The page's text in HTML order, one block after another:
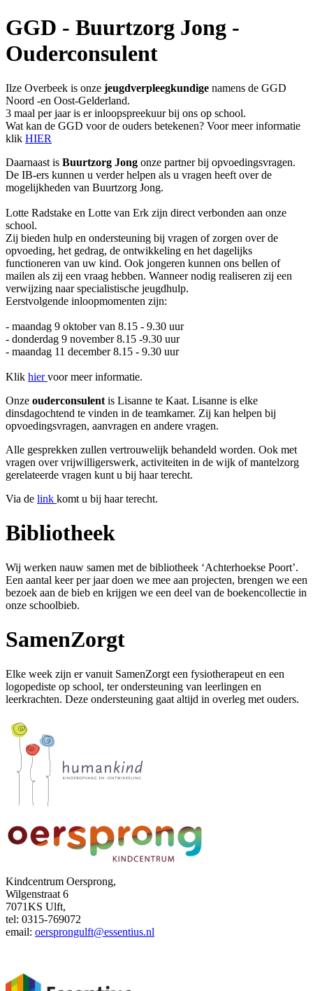
GGD - Buurtzorg Jong -
Ouderconsulent
Ilze Overbeek is onze jeugdverpleegkundige namens de GGD
Noord -en Oost-Gelderland.
3 maal per jaar is er inloopspreekuur bij ons op school.
Wat kan de GGD voor de ouders betekenen? Voor meer informatie
klik HIER
Daarnaast is Buurtzorg Jong onze partner bij opvoedingsvragen.
De IB-ers kunnen u verder helpen als u vragen heeft over de
mogelijkheden van Buurtzorg Jong.
Lotte Radstake en Lotte van Erk zijn direct verbonden aan onze
school.
Zij bieden hulp en ondersteuning bij vragen of zorgen over de
opvoeding, het gedrag, de ontwikkeling en het dagelijks
functioneren van uw kind. Ook jongeren kunnen ons bellen of
mailen als zij een vraag hebben. Wanneer nodig realiseren zij een
verwijzing naar specialistische jeugdhulp.
Eerstvolgende inloopmomenten zijn:
- maandag 9 oktober van 8.15 - 9.30 uur
- donderdag 9 november 8.15 -9.30 uur
- maandag 11 december 8.15 - 9.30 uur
Klik hiervoor meer informatie.
Onze ouderconsulent is Lisanne te Kaat. Lisanne is elke
dinsdagochtend te vinden in de teamkamer. Zij kan helpen bij
opvoedingsvragen, aanvragen en andere vragen.
Alle gesprekken zullen vertrouwelijk behandeld worden. Ook met
vragen over vrijwilligerswerk, activiteiten in de wijk of mantelzorg
gerelateerde vragen kunt u bij haar terecht.
Via de link komt u bij haar terecht.
Bibliotheek
Wij werken nauw samen met de bibliotheek ‘Achterhoekse Poort’.
Een aantal keer per jaar doen we mee aan projecten, brengen we een
bezoek aan de bieb en krijgen we een deel van de boekencollectie in
onze schoolbieb.
SamenZorgt
Elke week zijn er vanuit SamenZorgt een fysiotherapeut en een
logopediste op school, ter ondersteuning van leerlingen en
leerkrachten. Deze ondersteuning gaat altijd in overleg met ouders.
Kindcentrum Oersprong,
Wilgenstraat 6
7071KS Ulft,
tel: 0315-769072
email: oersprongulft@essentius.nl